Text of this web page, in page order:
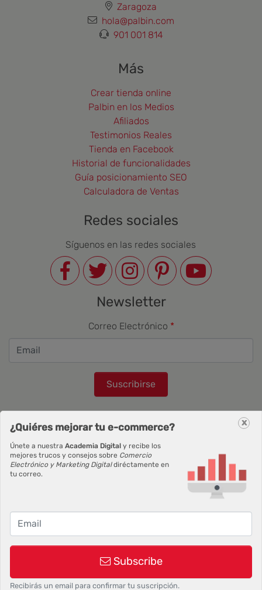
¿Quiéres mejorar tu e-commerce? x
Únete a nuestra Academia Digital y recibe los
mejores trucos y consejos sobre Comercio
Electrónico y Marketing Digitaldiréctamente en
tu correo.
Subscribe
Recibirás un email para confirmar tu suscripción.
Zaragoza
hola@palbin.com
901 001 814
Más
Crear tienda online
Palbin en los Medios
Afiliados
Testimonios Reales
Tienda en Facebook
Historial de funcionalidades
Guía posicionamiento SEO
Calculadora de Ventas
Redes sociales
Síguenos en las redes sociales
Newsletter
Correo Electrónico
Suscribirse
©2026 Siokia SL | Palbin.com: Crea tu tienda en dos
pasos, 1 y 2.Condiciones de usoyPolítica de